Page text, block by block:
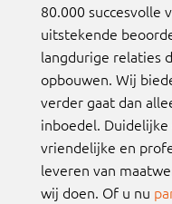
80.000 succesvolle
uitstekende
langdurige relaties
opbouwen. Wij
verder gaat dan
inboedel.
vriendelijke en
leveren van
wij doen. Of u nu